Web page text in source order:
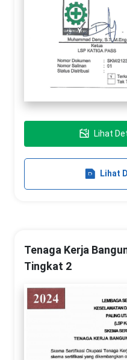
Lihat
Lihat
Tenaga Kerja
Tingkat 2